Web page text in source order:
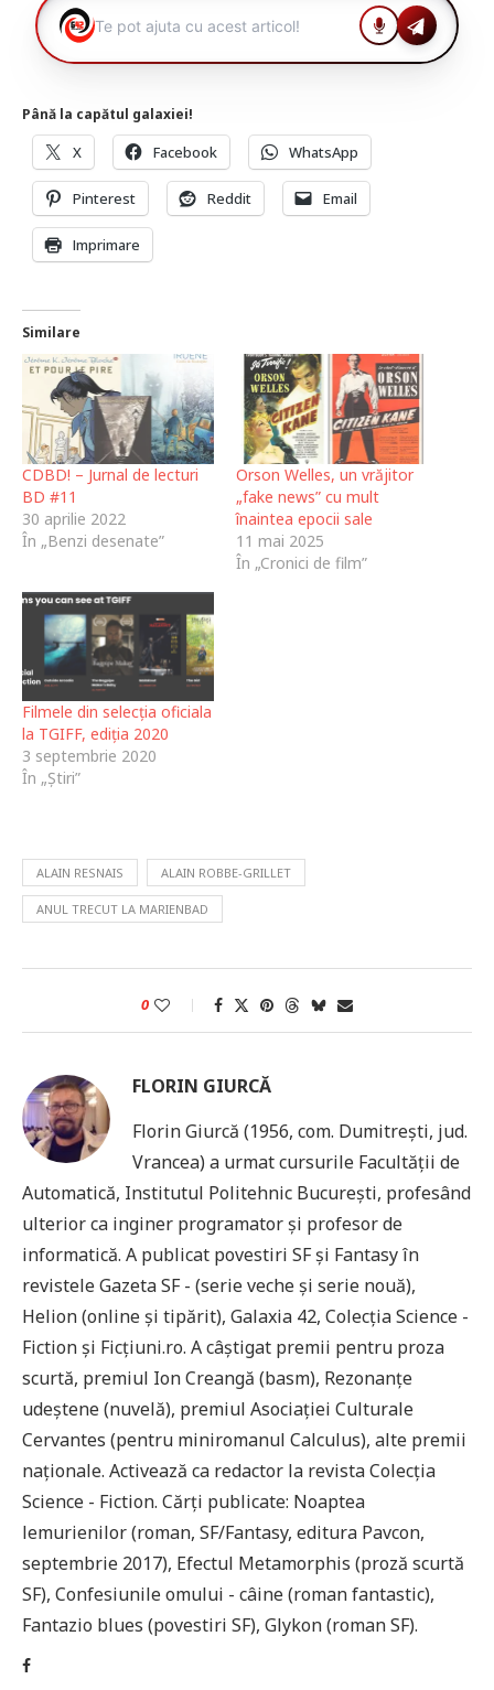
Până la capătul galaxiei!
X Facebook WhatsApp
Pinterest Reddit Email
Imprimare
Similare
CDBD! – Jurnal de lecturi
BD #11
30 aprilie 2022
În „Benzi desenate”
Orson Welles, un vrăjitor
„fake news” cu mult
înaintea epocii sale
11 mai 2025
În „Cronici de film”
Filmele din selecția oficiala
la TGIFF, ediția 2020
3 septembrie 2020
În „Știri”
ALAIN RESNAIS ALAIN ROBBE-GRILLET
ANUL TRECUT LA MARIENBAD
0
FLORIN GIURCĂ
Florin Giurcă (1956, com. Dumitrești, jud.
Vrancea) a urmat cursurile Facultății de
Automatică, Institutul Politehnic București, profesând
ulterior ca inginer programator și profesor de
informatică. A publicat povestiri SF și Fantasy în
revistele Gazeta SF - (serie veche și serie nouă),
Helion (online și tipărit), Galaxia 42, Colecția Science -
Fiction și Ficțiuni.ro. A câștigat premii pentru proza
scurtă, premiul Ion Creangă (basm), Rezonanțe
udeștene (nuvelă), premiul Asociației Culturale
Cervantes (pentru miniromanul Calculus), alte premii
naționale. Activează ca redactor la revista Colecția
Science - Fiction. Cărți publicate: Noaptea
lemurienilor (roman, SF/Fantasy, editura Pavcon,
septembrie 2017), Efectul Metamorphis (proză scurtă
SF), Confesiunile omului - câine (roman fantastic),
Fantazio blues (povestiri SF), Glykon (roman SF).